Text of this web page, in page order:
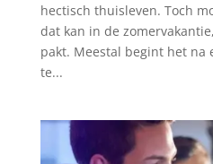
hectisch thuisleven. Toch
dat kan in de
pakt. Meestal begint het na
te...